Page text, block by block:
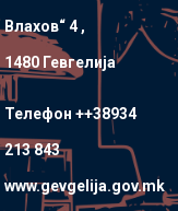
Влахов“ 4 ,
1480 Гевгелијa
Телефон ++38934
213 843
www.gevgelija.gov.mk